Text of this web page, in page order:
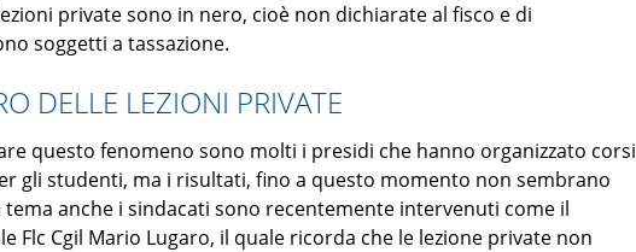
private sono in nero, cioè non dichiarate al fisco e di
soggetti a tassazione.
DELLE LEZIONI PRIVATE
questo fenomeno sono molti i presidi che hanno organizzato corsi
gli studenti, ma i risultati, fino a questo momento non sembrano
anche i sindacati sono recentemente intervenuti come il
Flc Cgil Mario Lugaro, il quale ricorda che le lezione private non